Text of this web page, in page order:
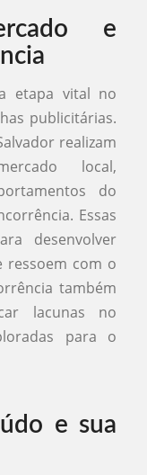
e
etapa vital no
publicitárias.
realizam
local,
do
Essas
desenvolver
ressoem com o
também
lacunas no
para o
e sua